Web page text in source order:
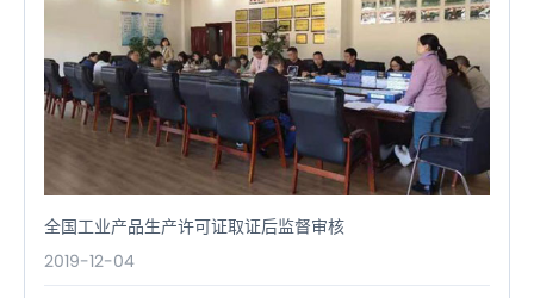
全国工业产品生产许可证取证后监督审核
2019-12-04